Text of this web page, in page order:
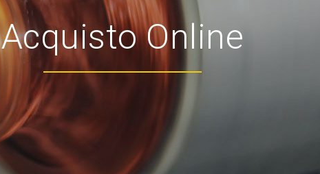
Acquisto Online